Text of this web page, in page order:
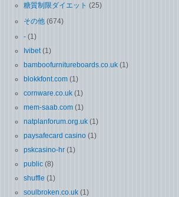
糖質制限ダイエット (25)
その他 (674)
- (1)
Ivibet(1)
bamboofurnitureboards.co.uk (1)
blokkfont.com (1)
cornware.co.uk (1)
mem-saab.com (1)
natplanforum.org.uk (1)
paysafecard casino (1)
pskcasino-hr (1)
public (8)
shuffle (1)
soulbroken.co.uk (1)